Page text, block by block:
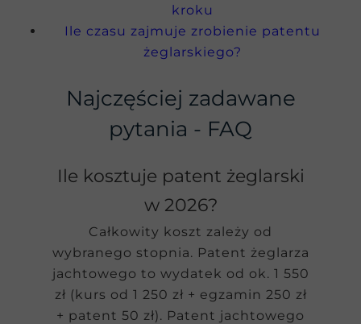
Najczęściej zadawane
pytania - FAQ
Ile kosztuje patent żeglarski
w 2026?
Całkowity koszt zależy od
wybranego stopnia. Patent żeglarza
jachtowego to wydatek od ok. 1 550
zł (kurs od 1 250 zł + egzamin 250 zł
+ patent 50 zł). Patent jachtowego
kroku
Ile czasu zajmuje zrobienie patentu
żeglarskiego?